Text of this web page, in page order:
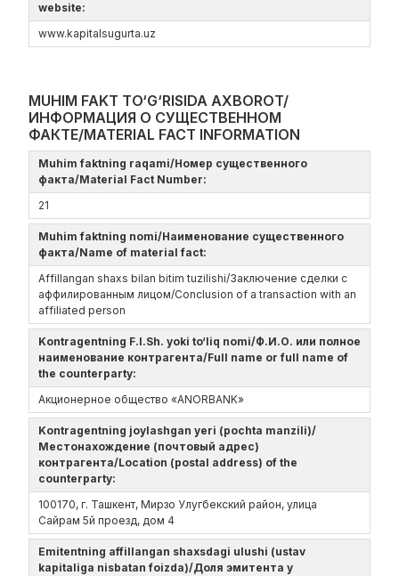
website:
www.kapitalsugurta.uz
MUHIM FAKT TO‘G‘RISIDA AXBOROT/
ИНФОРМАЦИЯ О СУЩЕСТВЕННОМ
ФАКТЕ/MATERIAL FACT INFORMATION
Muhim faktning raqami/Номер существенного
факта/Material Fact Number:
21
Muhim faktning nomi/Наименование существенного
факта/Name of material fact:
Affillangan shaxs bilan bitim tuzilishi/Заключение сделки с
аффилированным лицом/Conclusion of a transaction with an
affiliated person
Kontragentning F.I.Sh. yoki to‘liq nomi/Ф.И.О. или полное
наименование контрагента/Full name or full name of
the counterparty:
Акционерное общество «ANORBANK»
Kontragentning joylashgan yeri (pochta manzili)/
Местонахождение (почтовый адрес)
контрагента/Location (postal address) of the
counterparty:
100170, г. Ташкент, Мирзо Улугбекский район, улица
Сайрам 5й проезд, дом 4
Emitentning affillangan shaxsdagi ulushi (ustav
kapitaliga nisbatan foizda)/Доля эмитента у